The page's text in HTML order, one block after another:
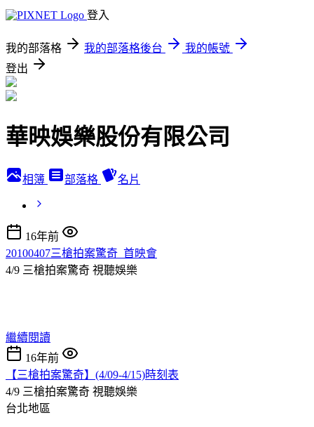
登入
我的部落格 我的部落格後台
我的帳號
登出
華映娛樂股份有限公司
相簿 部落格 名片
16年前
20100407三槍拍案驚奇_首映會
4/9 三槍拍案驚奇 視聽娛樂
繼續閱讀
16年前
【三槍拍案驚奇】(4/09-4/15)時刻表
4/9 三槍拍案驚奇 視聽娛樂
台北地區